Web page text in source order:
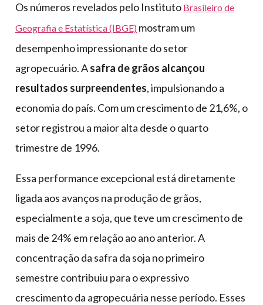
Os números revelados pelo Instituto Brasileiro de
Geografia e Estatística (IBGE) mostram um
desempenho impressionante do setor
agropecuário. Asafra de grãos alcançou
resultados surpreendentes, impulsionando a
economia do país. Com um crescimento de 21,6%, o
setor registrou a maior alta desde o quarto
trimestre de 1996.
Essa performance excepcional está diretamente
ligada aos avanços na produção de grãos,
especialmente a soja, que teve um crescimento de
mais de 24% em relação ao ano anterior. A
concentração da safra da soja no primeiro
semestre contribuiu para o expressivo
crescimento da agropecuária nesse período. Esses